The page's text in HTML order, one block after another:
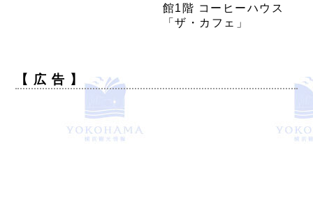
館1階 コーヒーハウス
「ザ・カフェ」
【 広 告 】